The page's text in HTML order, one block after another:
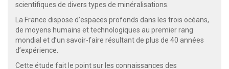
scientifiques de divers types de minéralisations.
La France dispose d’espaces profonds dans les trois océans,
de moyens humains et technologiques au premier rang
mondial et d’un savoir-faire résultant de plus de 40 années
d’expérience.
Cette étude fait le point sur les connaissances des